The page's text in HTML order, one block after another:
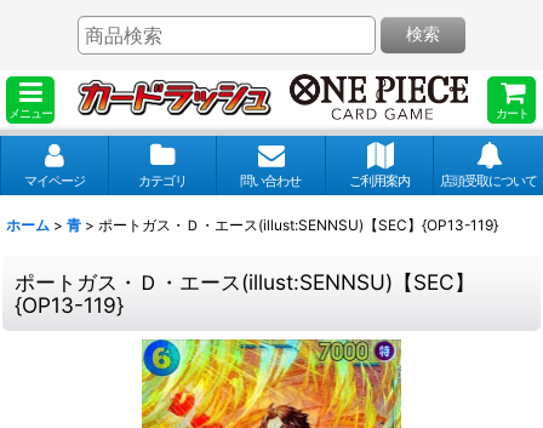
メニュー カート
検索
マイページ カテゴリ 問い合わせ ご利用案内 店頭受取について
ホーム > 青 > ポートガス・Ｄ・エース(illust:SENNSU)【SEC】{OP13-119}
ポートガス・Ｄ・エース(illust:SENNSU)【SEC】
{OP13-119}